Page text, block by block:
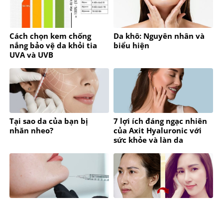
Cách chọn kem chống
nắng bảo vệ da khỏi tia
UVA và UVB
Da khô: Nguyên nhân và
biểu hiện
Tại sao da của bạn bị
nhăn nheo?
7 lợi ích đáng ngạc nhiên
của Axit Hyaluronic với
sức khỏe và làn da